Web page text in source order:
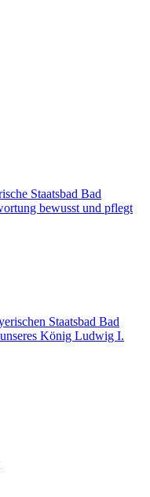
Staatsbad Bad
bewusst und pflegt
Staatsbad Bad
König Ludwig I.